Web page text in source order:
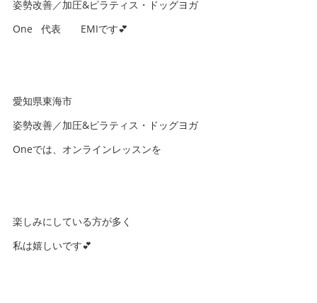
姿勢改善／加圧&ピラティス・ドッグヨガ
One 代表 EMIです💕
愛知県東海市
姿勢改善／加圧&ピラティス・ドッグヨガ
Oneでは、オンラインレッスンを
楽しみにしている方が多く
私は嬉しいです💕